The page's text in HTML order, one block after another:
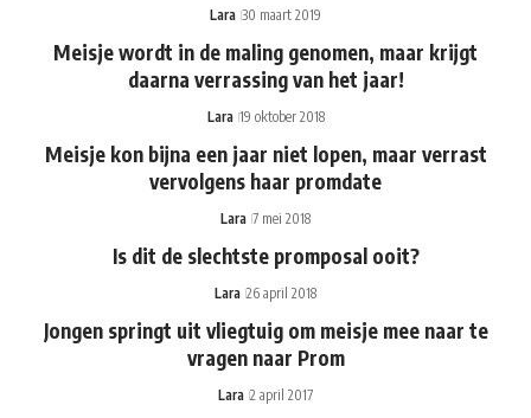
Lara 30 maart 2019
Meisje wordt in de maling genomen, maar krijgt
daarna verrassing van het jaar!
Lara 19 oktober 2018
Meisje kon bijna een jaar niet lopen, maar verrast
vervolgens haar promdate
Lara 7 mei 2018
Is dit de slechtste promposal ooit?
Lara 26 april 2018
Jongen springt uit vliegtuig om meisje mee naar te
vragen naar Prom
Lara 2 april 2017